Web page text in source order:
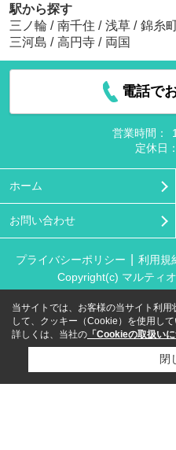
駅から探す
三ノ輪 / 南千住 / 浅草 / 錦糸
三河島 / 高円寺 / 両国
電話で
営業時間：
定休日：
ホーム
お問い合わせ
プライバシーポリシー 利用規
Copyright(c) マルティ
当サイトでは、お客様の当サイト利
して、クッキー（Cookie）を使用して
詳しくは、当社の 「Cookieの取扱いに
閉